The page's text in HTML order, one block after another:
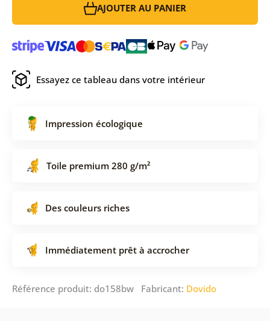
AJOUTER AU PANIER
Essayez ce tableau dans votre intérieur
Impression écologique
Toile premium 280 g/m²
Des couleurs riches
Immédiatement prêt à accrocher
Référence produit: do158bw Fabricant: Dovido